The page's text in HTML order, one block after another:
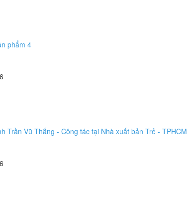
phẩm 4
Trần Vũ Thắng - Công tác tại Nhà xuất bản Trẻ - TPHCM